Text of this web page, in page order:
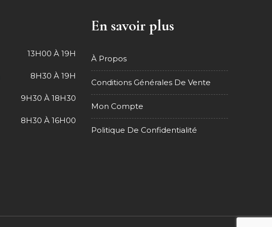
13H00 À 19H
8H30 À 19H
9H30 À 18H30
8H30 À 16H00
En savoir plus
À Propos
Conditions Générales De Vente
Mon Compte
Politique De Confidentialité